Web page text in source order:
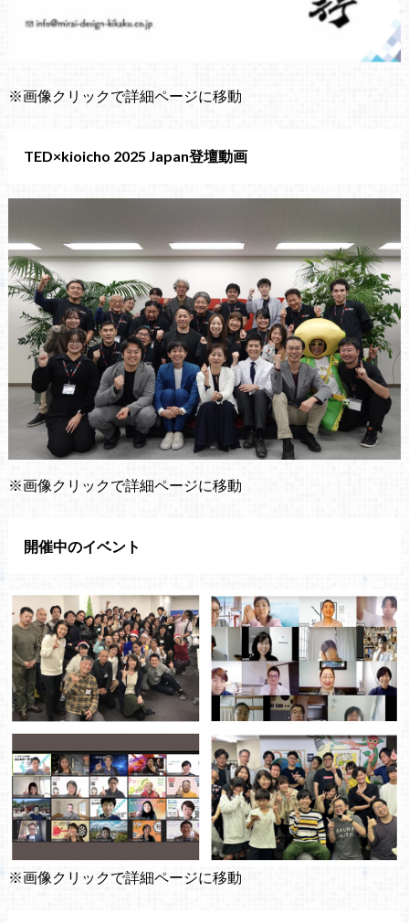
※画像クリックで詳細ページに移動
TED×kioicho 2025 Japan登壇動画
※画像クリックで詳細ページに移動
開催中のイベント
※画像クリックで詳細ページに移動